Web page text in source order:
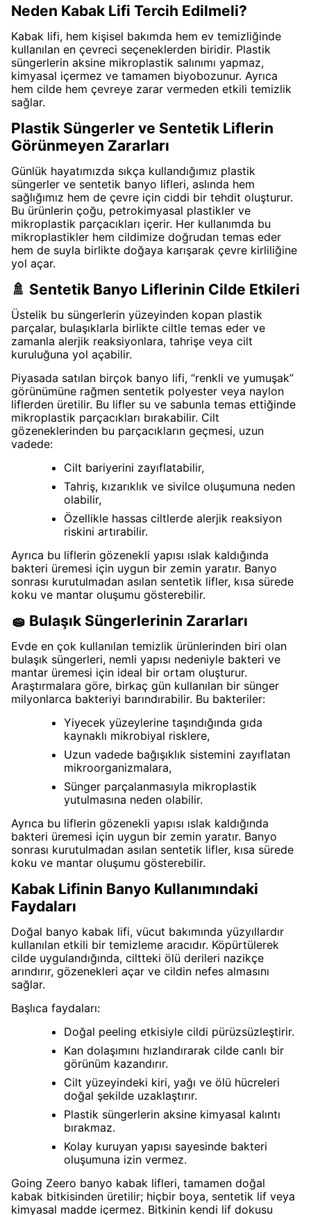
Neden Kabak Lifi Tercih Edilmeli?
Kabak lifi, hem kişisel bakımda hem ev temizliğinde
kullanılan en çevreci seçeneklerden biridir. Plastik
süngerlerin aksine mikroplastik salınımı yapmaz,
kimyasal içermez ve tamamen biyobozunur. Ayrıca
hem cilde hem çevreye zarar vermeden etkili temizlik
sağlar.
Plastik Süngerler ve Sentetik Liflerin
Görünmeyen Zararları
Günlük hayatımızda sıkça kullandığımız plastik
süngerler ve sentetik banyo lifleri, aslında hem
sağlığımız hem de çevre için ciddi bir tehdit oluşturur.
Bu ürünlerin çoğu, petrokimyasal plastikler ve
mikroplastik parçacıkları içerir. Her kullanımda bu
mikroplastikler hem cildimize doğrudan temas eder
hem de suyla birlikte doğaya karışarak çevre kirliliğine
yol açar.
🚿 Sentetik Banyo Liflerinin Cilde Etkileri
Üstelik bu süngerlerin yüzeyinden kopan plastik
parçalar, bulaşıklarla birlikte ciltle temas eder ve
zamanla alerjik reaksiyonlara, tahrişe veya cilt
kuruluğuna yol açabilir.
Piyasada satılan birçok banyo lifi, “renkli ve yumuşak”
görünümüne rağmen sentetik polyester veya naylon
liflerden üretilir. Bu lifler su ve sabunla temas ettiğinde
mikroplastik parçacıkları bırakabilir. Cilt
gözeneklerinden bu parçacıkların geçmesi, uzun
vadede:
Cilt bariyerini zayıflatabilir,
Tahriş, kızarıklık ve sivilce oluşumuna neden
olabilir,
Özellikle hassas ciltlerde alerjik reaksiyon
riskini artırabilir.
Ayrıca bu liflerin gözenekli yapısı ıslak kaldığında
bakteri üremesi için uygun bir zemin yaratır. Banyo
sonrası kurutulmadan asılan sentetik lifler, kısa sürede
koku ve mantar oluşumu gösterebilir.
🧽 Bulaşık Süngerlerinin Zararları
Evde en çok kullanılan temizlik ürünlerinden biri olan
bulaşık süngerleri, nemli yapısı nedeniyle bakteri ve
mantar üremesi için ideal bir ortam oluşturur.
Araştırmalara göre, birkaç gün kullanılan bir sünger
milyonlarca bakteriyi barındırabilir. Bu bakteriler:
Yiyecek yüzeylerine taşındığında gıda
kaynaklı mikrobiyal risklere,
Uzun vadede bağışıklık sistemini zayıflatan
mikroorganizmalara,
Sünger parçalanmasıyla mikroplastik
yutulmasına neden olabilir.
Ayrıca bu liflerin gözenekli yapısı ıslak kaldığında
bakteri üremesi için uygun bir zemin yaratır. Banyo
sonrası kurutulmadan asılan sentetik lifler, kısa sürede
koku ve mantar oluşumu gösterebilir.
Kabak Lifinin Banyo Kullanımındaki
Faydaları
Doğal banyo kabak lifi, vücut bakımında yüzyıllardır
kullanılan etkili bir temizleme aracıdır. Köpürtülerek
cilde uygulandığında, ciltteki ölü derileri nazikçe
arındırır, gözenekleri açar ve cildin nefes almasını
sağlar.
Başlıca faydaları:
Doğal peeling etkisiyle cildi pürüzsüzleştirir.
Kan dolaşımını hızlandırarak cilde canlı bir
görünüm kazandırır.
Cilt yüzeyindeki kiri, yağı ve ölü hücreleri
doğal şekilde uzaklaştırır.
Plastik süngerlerin aksine kimyasal kalıntı
bırakmaz.
Kolay kuruyan yapısı sayesinde bakteri
oluşumuna izin vermez.
Going Zeero banyo kabak lifleri, tamamen doğal
kabak bitkisinden üretilir; hiçbir boya, sentetik lif veya
kimyasal madde içermez. Bitkinin kendi lif dokusu